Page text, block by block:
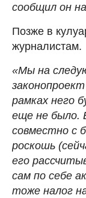
сообщил он
Позже в
журналистам.
«Мы на
рамках него
еще не было.
совместно с
роскошь
его
сам по себе
тоже налог